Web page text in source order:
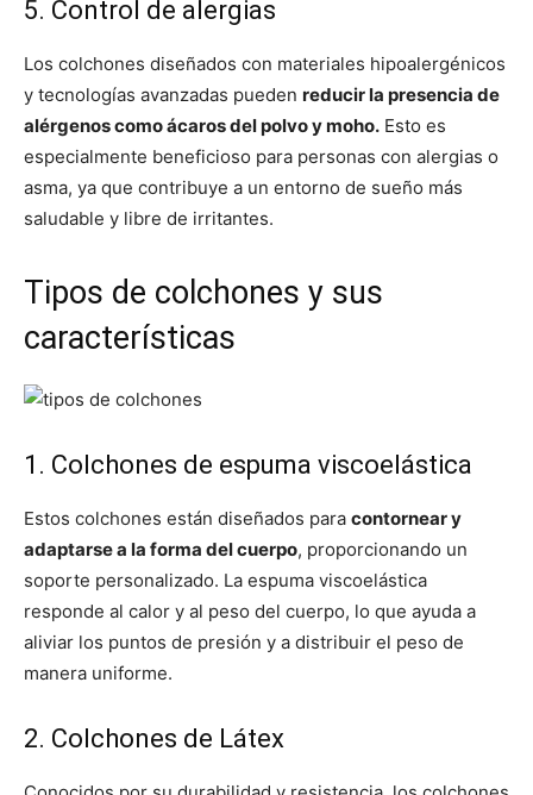
5. Control de alergias
Los colchones diseñados con materiales hipoalergénicos
y tecnologías avanzadas pueden reducir la presencia de
alérgenos como ácaros del polvo y moho. Esto es
especialmente beneficioso para personas con alergias o
asma, ya que contribuye a un entorno de sueño más
saludable y libre de irritantes.
Tipos de colchones y sus
características
1. Colchones de espuma viscoelástica
Estos colchones están diseñados para contornear y
adaptarse a la forma del cuerpo, proporcionando un
soporte personalizado. La espuma viscoelástica
responde al calor y al peso del cuerpo, lo que ayuda a
aliviar los puntos de presión y a distribuir el peso de
manera uniforme.
2. Colchones de Látex